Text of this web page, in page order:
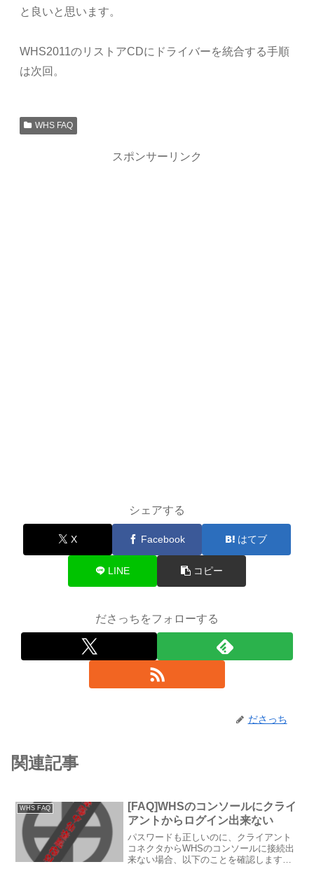
と良いと思います。
WHS2011のリストアCDにドライバーを統合する手順
は次回。
WHS FAQ
スポンサーリンク
シェアする
X Facebook はてブ
LINE コピー
ださっちをフォローする
ださっち
関連記事
WHS FAQ
[FAQ]WHSのコンソールにクライ
アントからログイン出来ない
パスワードも正しいのに、クライアント
コネクタからWHSのコンソールに接続出
来ない場合、以下のことを確認します。